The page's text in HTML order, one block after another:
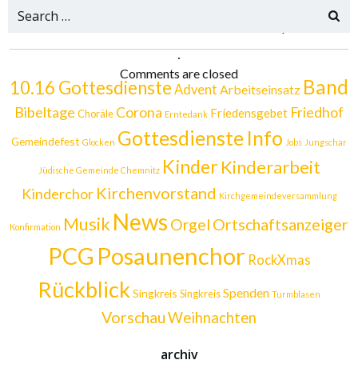
Post
navigation
navigation
Mittelbach: Die spinnen
Comments are closed
Search
.
10.16 Gottesdienste Advent Arbeitseinsatz Band
Bibeltage Choräle Corona Erntedank Friedensgebet Friedhof
Gemeindefest Glocken Gottesdienste Info Jobs Jungschar
Jüdische Gemeinde Chemnitz Kinder Kinderarbeit
Kinderchor Kirchenvorstand Kirchgemeindeversammlung
Konfirmation MusikNews Orgel Ortschaftsanzeiger
PCG Posaunenchor RockXmas
RückblickSingkreis Singkreis Spenden Turmblasen
VorschauWeihnachten
archiv